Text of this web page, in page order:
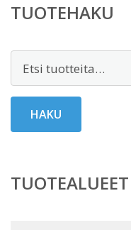
TUOTEHAKU
HAKU
TUOTEALUEET